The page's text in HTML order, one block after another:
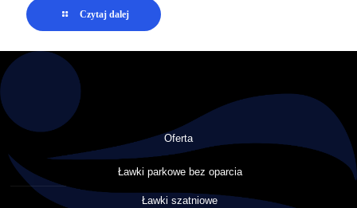
Czytaj dalej
Oferta
Ławki parkowe bez oparcia
Ławki szatniowe